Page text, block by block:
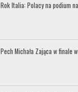
Rok Italia: Polacy na podium
Pech Michała Zająca w finale